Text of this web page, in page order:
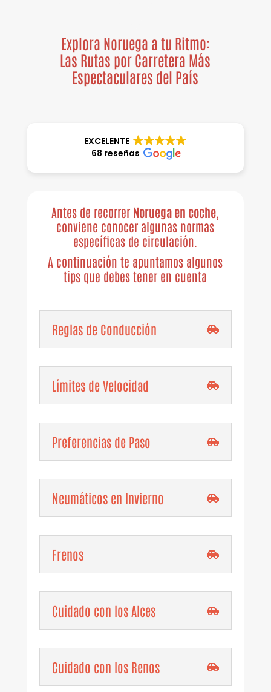
Explora Noruega a tu Ritmo:
Las Rutas por Carretera Más
Espectaculares del País
EXCELENTE
68 reseñas
Antes de recorrer Noruega en coche
conviene conocer algunas normas
específicas de circulación.
A continuación te apuntamos algunos
tips que debes tener en cuenta
Reglas de Conducción
Límites de Velocidad
Preferencias de Paso
Neumáticos en Invierno
Frenos
Cuidado con los Alces
Cuidado con los Renos